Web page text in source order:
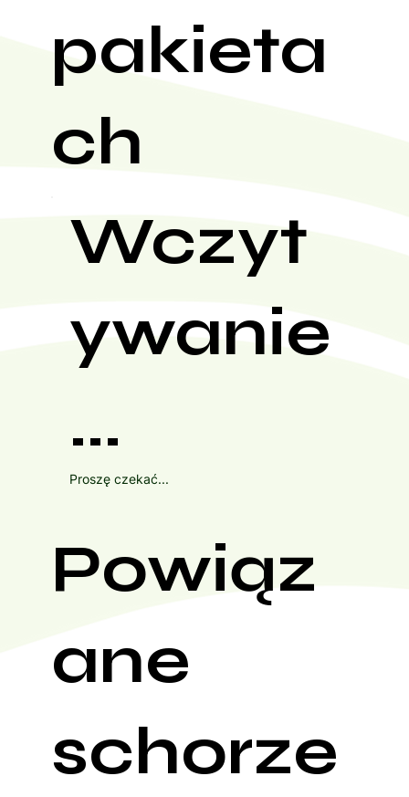
pakieta
ch
Wczyt
ywanie
...
Proszę czekać...
Powiąz
ane
schorze